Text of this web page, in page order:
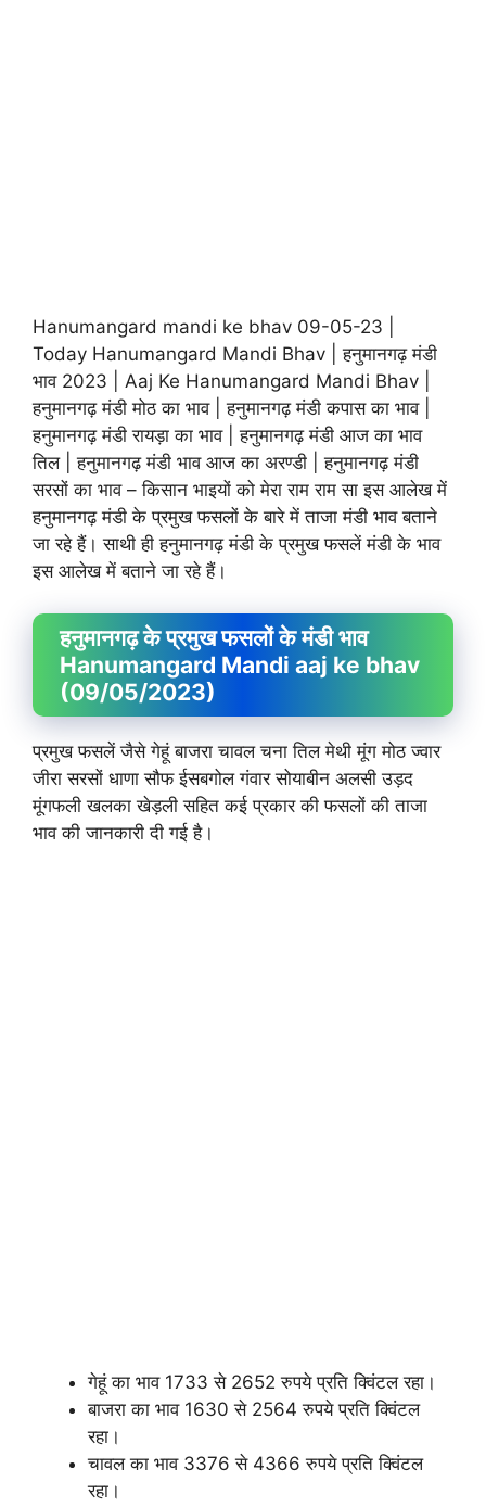
Hanumangard mandi ke bhav 09-05-23 |
Today Hanumangard Mandi Bhav | हनुमानगढ़ मंडी
भाव 2023 | Aaj Ke Hanumangard Mandi Bhav |
हनुमानगढ़ मंडी मोठ का भाव | हनुमानगढ़ मंडी कपास का भाव |
हनुमानगढ़ मंडी रायड़ा का भाव | हनुमानगढ़ मंडी आज का भाव
तिल | हनुमानगढ़ मंडी भाव आज का अरण्डी | हनुमानगढ़ मंडी
सरसों का भाव – किसान भाइयों को मेरा राम राम सा इस आलेख में
हनुमानगढ़ मंडी के प्रमुख फसलों के बारे में ताजा मंडी भाव बताने
जा रहे हैं। साथी ही हनुमानगढ़ मंडी के प्रमुख फसलें मंडी के भाव
इस आलेख में बताने जा रहे हैं।
हनुमानगढ़ के प्रमुख फसलों के मंडी भाव
Hanumangard Mandi aaj ke bhav
(09/05/2023)
प्रमुख फसलें जैसे गेहूं बाजरा चावल चना तिल मेथी मूंग मोठ ज्वार
जीरा सरसों धाणा सौफ ईसबगोल गंवार सोयाबीन अलसी उड़द
मूंगफली खलका खेड़ली सहित कई प्रकार की फसलों की ताजा
भाव की जानकारी दी गई है।
गेहूं का भाव 1733 से 2652 रुपये प्रति क्विंटल रहा।
बाजरा का भाव 1630 से 2564 रुपये प्रति क्विंटल
रहा।
चावल का भाव 3376 से 4366 रुपये प्रति क्विंटल
रहा।